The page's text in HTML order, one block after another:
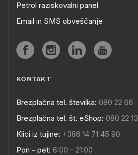
Petrol raziskovalni panel
Email in SMS obveščanje
KONTAKT
Brezplačna tel. številka: 080 22 66
Brezplačna tel. št. eShop: 080 22 13
Klici iz tujine: +386 14 71 45 90
Pon - pet: 6:00 - 21:00